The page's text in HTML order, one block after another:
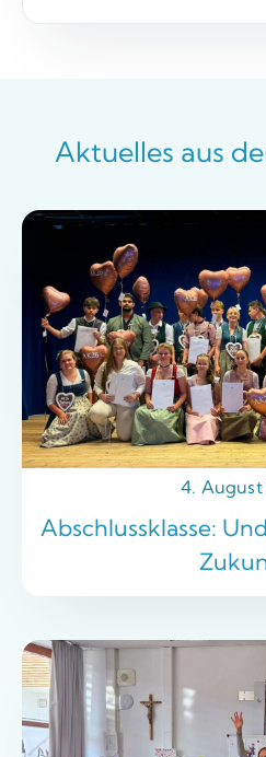
Aktuelles aus
4.
Abschlussklasse: